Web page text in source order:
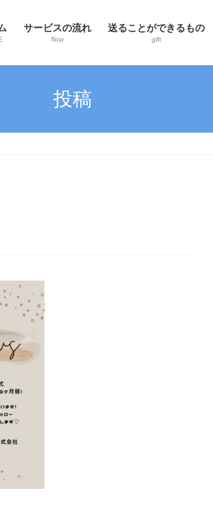
サービスの流れ
flow
送ることができるもの
gift
投稿